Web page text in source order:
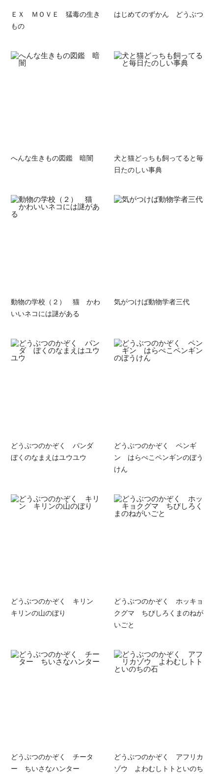
ＥＸ ＭＯＶＥ 猛毒の生き
もの
はじめてのずかん どうぶつ
へんな生きもの図鑑 暗闇
犬と猫どっちも飼ってると毎
日たのしい事典
動物の学校（２） 猫 かわ
いいネコには謎がある
気がつけば動物学者三代
どうぶつのかぞく パンダ
ぼくのなまえはユウユウ
どうぶつのかぞく ペンギ
ン はらぺこペンギンのぼう
けん
どうぶつのかぞく キリン
キリンの山のぼり
どうぶつのかぞく ホッキョ
クグマ ちびしろくまのねが
いごと
どうぶつのかぞく チータ
ー ちいさなハンター
どうぶつのかぞく アフリカ
ゾウ よわむしトトといのち